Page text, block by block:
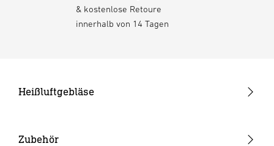
& kostenlose Retoure
innerhalb von 14 Tagen
Heißluftgebläse
Stabgeräte
Zubehör